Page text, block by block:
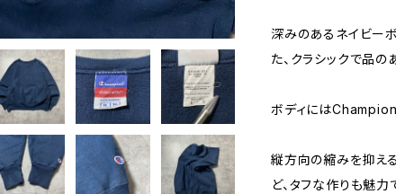
深みのあるネイビー
た、クラシックで品の
ボディには
縦方向の縮みを抑え
ど、タフな作りも魅力